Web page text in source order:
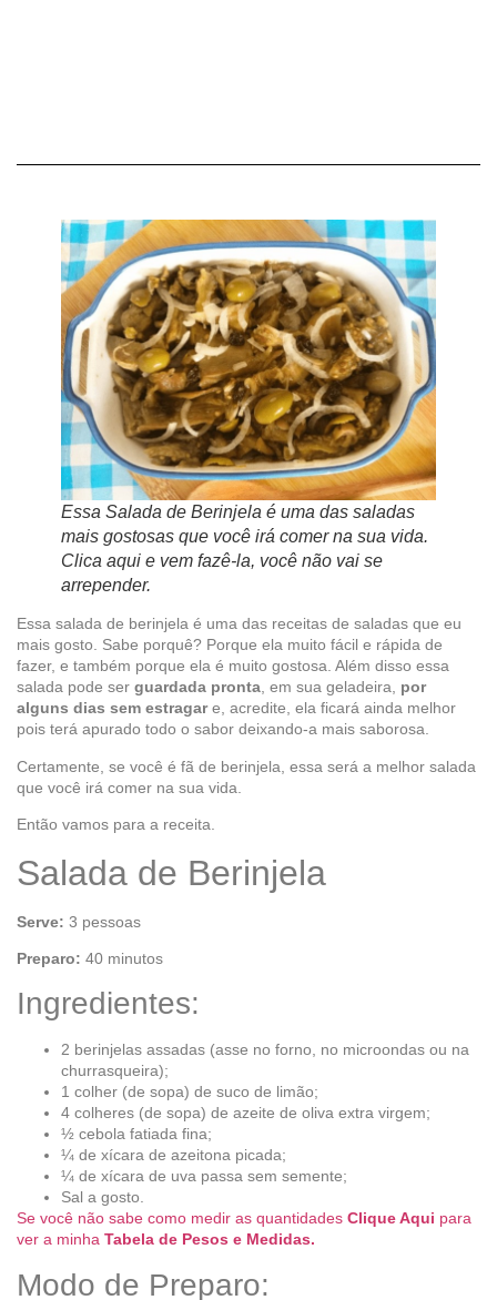
Essa Salada de Berinjela é uma das saladas
mais gostosas que você irá comer na sua vida.
Clica aqui e vem fazê-la, você não vai se
arrepender.
Essa salada de berinjela é uma das receitas de saladas que eu
mais gosto. Sabe porquê? Porque ela muito fácil e rápida de
fazer, e também porque ela é muito gostosa. Além disso essa
salada pode ser guardada pronta, em sua geladeira, por
alguns dias sem estragare, acredite, ela ficará ainda melhor
pois terá apurado todo o sabor deixando-a mais saborosa.
Certamente, se você é fã de berinjela, essa será a melhor salada
que você irá comer na sua vida.
Então vamos para a receita.
Salada de Berinjela
Serve: 3 pessoas
Preparo: 40 minutos
Ingredientes:
2 berinjelas assadas (asse no forno, no microondas ou na
churrasqueira);
1 colher (de sopa) de suco de limão;
4 colheres (de sopa) de azeite de oliva extra virgem;
½ cebola fatiada fina;
¼ de xícara de azeitona picada;
¼ de xícara de uva passa sem semente;
Sal a gosto.
Se você não sabe como medir as quantidades Clique Aqui para
ver a minha Tabela de Pesos e Medidas.
Modo de Preparo: